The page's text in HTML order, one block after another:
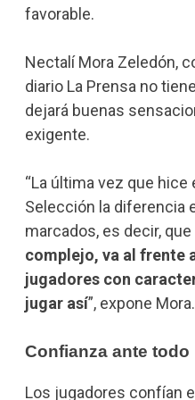
favorable.
Nectalí Mora Zeledón,
diario La Prensa no
dejará buenas
exigente.
“La última vez que hice
Selección la diferencia
marcados, es decir, que
complejo, va al frente
jugadores con
jugar así”, expone Mora.
Confianza ante todo
Los jugadores confían